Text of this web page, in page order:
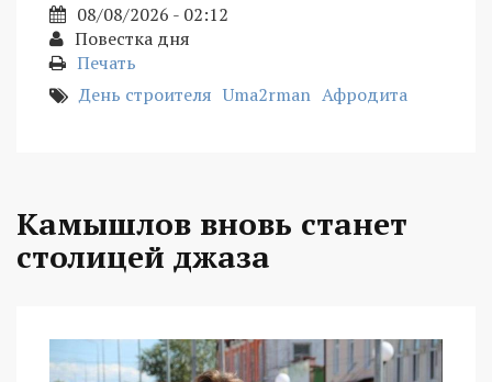
08/08/2026 - 02:12
Повестка дня
Печать
День строителя Uma2rman Афродита
Камышлов вновь станет
столицей джаза